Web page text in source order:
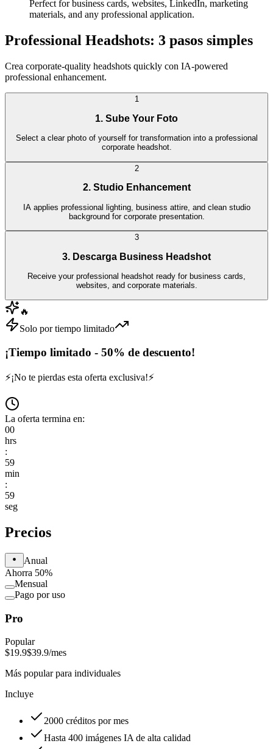
Perfect for business cards, websites, LinkedIn, marketing
materials, and any professional application.
Professional Headshots: 3 pasos simples
Crea corporate-quality headshots quickly con IA-powered
professional enhancement.
1
1. Sube Your Foto
Select a clear photo of yourself for transformation into a professional
corporate headshot.
2
2. Studio Enhancement
IA applies professional lighting, business attire, and clean studio
background for corporate presentation.
3
3. Descarga Business Headshot
Receive your professional headshot ready for business cards,
websites, and corporate materials.
🔥
Solo por tiempo limitado
¡Tiempo limitado - 50% de descuento!
⚡¡No te pierdas esta oferta exclusiva!⚡
La oferta termina en:
00
hrs
:
59
min
:
59
seg
Precios
Anual
Ahorra 50%
Mensual
Pago por uso
Pro
Popular
$19.9$39.9/mes
Más popular para individuales
Incluye
2000 créditos por mes
Hasta 400 imágenes IA de alta calidad